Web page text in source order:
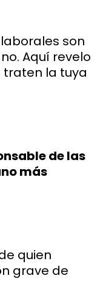
son
Aquí revelo
la tuya
de las
más
quien
grave de